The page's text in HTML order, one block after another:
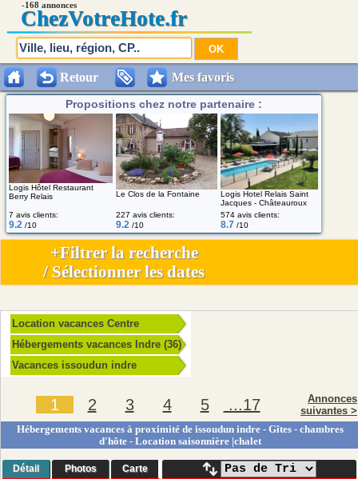
Propositions chez notre partenaire :
Logis Hôtel Restaurant
Berry Relais
Le Clos de la Fontaine
Logis Hotel Relais Saint
Jacques - Châteauroux
7 avis clients:
9.2 /10
227 avis clients:
9.2 /10
574 avis clients:
8.7 /10
Retour Mes favoris
-168 annonces
ChezVotreHote.fr
Location vacances Centre
Hébergements vacances Indre (36)
Vacances issoudun indre
1 2 3 4 5 ...17
Annonces
suivantes >
Hébergements vacances à proximité de issoudun indre - Gîtes - chambres
d'hôte - Location saisonnière |chalet
Détail Photos Carte
+Filtrer la recherche
/ Sélectionner les dates